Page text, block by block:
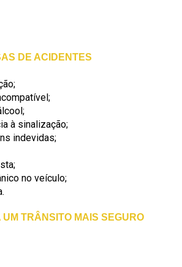
DE ACIDENTES
à sinalização;
indevidas;
no veículo;
TRÂNSITO MAIS SEGURO